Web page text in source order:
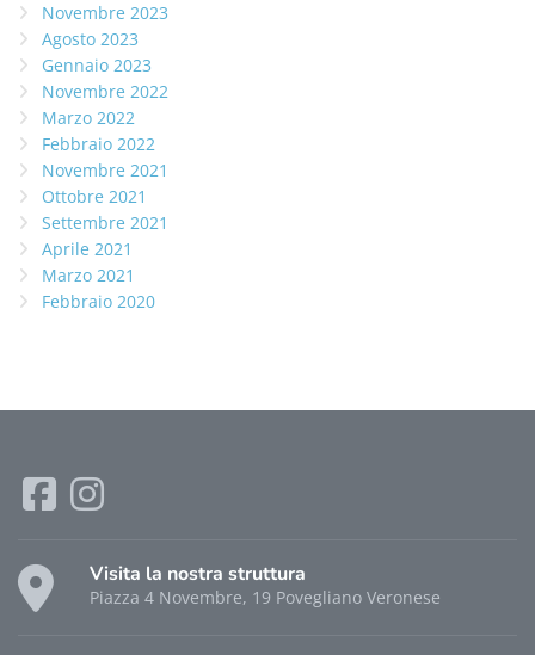
Novembre 2023
Agosto 2023
Gennaio 2023
Novembre 2022
Marzo 2022
Febbraio 2022
Novembre 2021
Ottobre 2021
Settembre 2021
Aprile 2021
Marzo 2021
Febbraio 2020
Visita la nostra struttura
Piazza 4 Novembre, 19 Povegliano Veronese